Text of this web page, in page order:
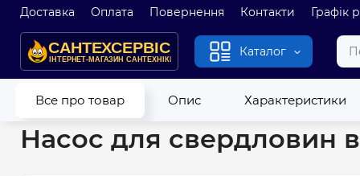
Доставка Оплата Повернення Контакти Графік
Каталог
Все про товар Опис Характеристики
Головна Насоси Свердловинні насоси Насос для
Насос для свердловин